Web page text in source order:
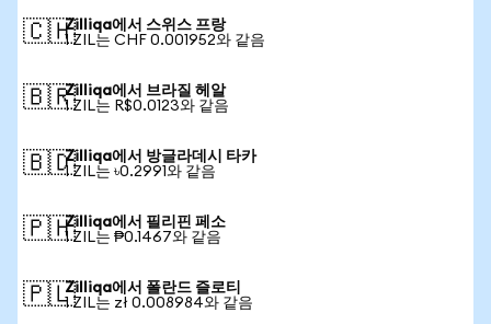
🇨🇭Zilliqa에서 스위스 프랑
1 ZIL는 CHF 0.001952와 같음
🇧🇷Zilliqa에서 브라질 헤알
1 ZIL는 R$0.0123와 같음
🇧🇩Zilliqa에서 방글라데시 타카
1 ZIL는 ৳0.2991와 같음
🇵🇭Zilliqa에서 필리핀 페소
1 ZIL는 ₱0.1467와 같음
🇵🇱Zilliqa에서 폴란드 즐로티
1 ZIL는 zł 0.008984와 같음